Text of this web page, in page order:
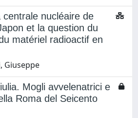
centrale nucléaire de
et la question du
matériel radioactif en
Giuseppe
Mogli avvelenatrici e
Roma del Seicento